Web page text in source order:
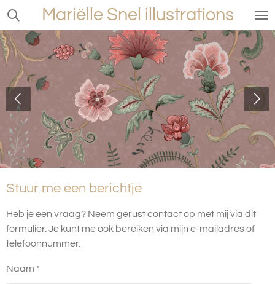
Ga
direct
naar
de
hoofdinhoud
Mariëlle Snel illustrations
Stuur me een berichtje
Heb je een vraag? Neem gerust contact op met mij via dit
formulier. Je kunt me ook bereiken via mijn e-mailadres of
telefoonnummer.
Naam *